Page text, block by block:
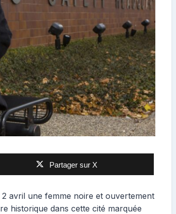
Partager sur X
avril une femme noire et ouvertement
historique dans cette cité marquée